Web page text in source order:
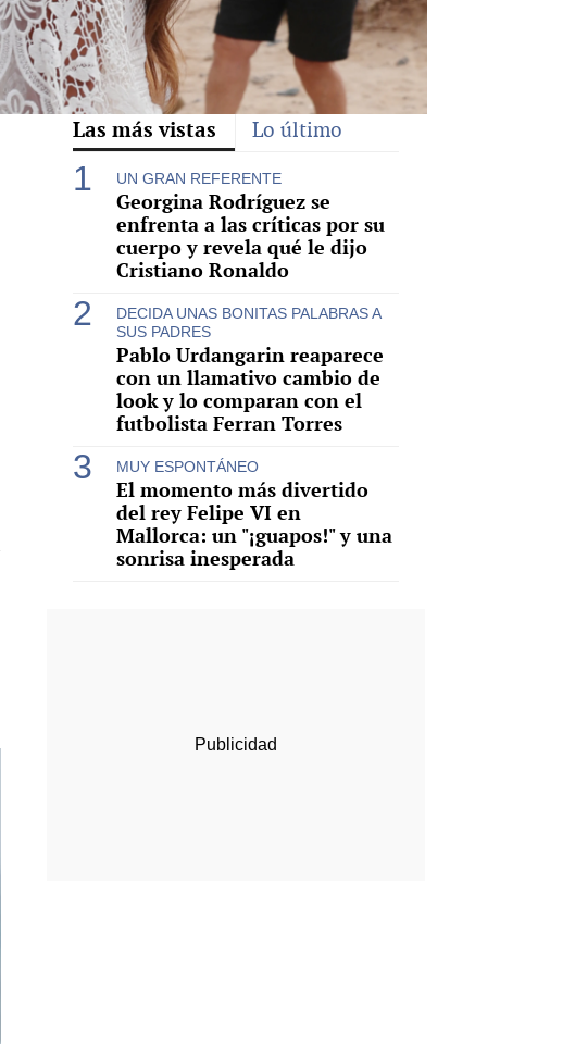
Las más vistas Lo último
UN GRAN REFERENTE
Georgina Rodríguez se
enfrenta a las críticas por su
cuerpo y revela qué le dijo
Cristiano Ronaldo
DECIDA UNAS BONITAS PALABRAS A
SUS PADRES
Pablo Urdangarin reaparece
con un llamativo cambio de
look y lo comparan con el
futbolista Ferran Torres
MUY ESPONTÁNEO
El momento más divertido
del rey Felipe VI en
Mallorca: un "¡guapos!" y una
sonrisa inesperada